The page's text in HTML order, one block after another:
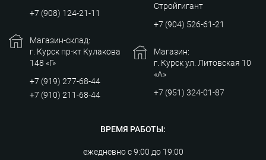
+7 (908) 124-21-11
Магазин-склад:
г. Курск пр-кт Кулакова
148 «Г»
+7 (919) 277-68-44
+7 (910) 211-68-44
Стройгигант
+7 (904) 526-61-21
Магазин:
г. Курск ул. Литовская 10
«А»
+7 (951) 324-01-87
ВРЕМЯ РАБОТЫ:
ежедневно с 9:00 до 19:00